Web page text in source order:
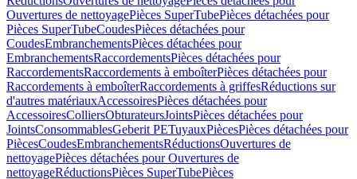
Ouvertures de nettoyagePièces SuperTubePièces détachées pour
Pièces SuperTubeCoudesPièces détachées pour
CoudesEmbranchementsPièces détachées pour
EmbranchementsRaccordementsPièces détachées pour
RaccordementsRaccordements à emboîterPièces détachées pour
Raccordements à emboîterRaccordements à griffesRéductions sur
d'autres matériauxAccessoiresPièces détachées pour
AccessoiresColliersObturateursJointsPièces détachées pour
JointsConsommablesGeberit PETuyauxPiècesPièces détachées pour
PiècesCoudesEmbranchementsRéductionsOuvertures de
nettoyagePièces détachées pour Ouvertures de
nettoyageRéductionsPièces SuperTubePièces